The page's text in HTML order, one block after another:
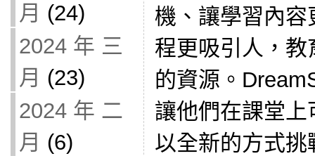
月 (24)
2024 年 三
月 (23)
2024 年 二
月 (6)
機、讓學習內
程更吸引人，
的資源。
讓他們在課堂
以全新的方式